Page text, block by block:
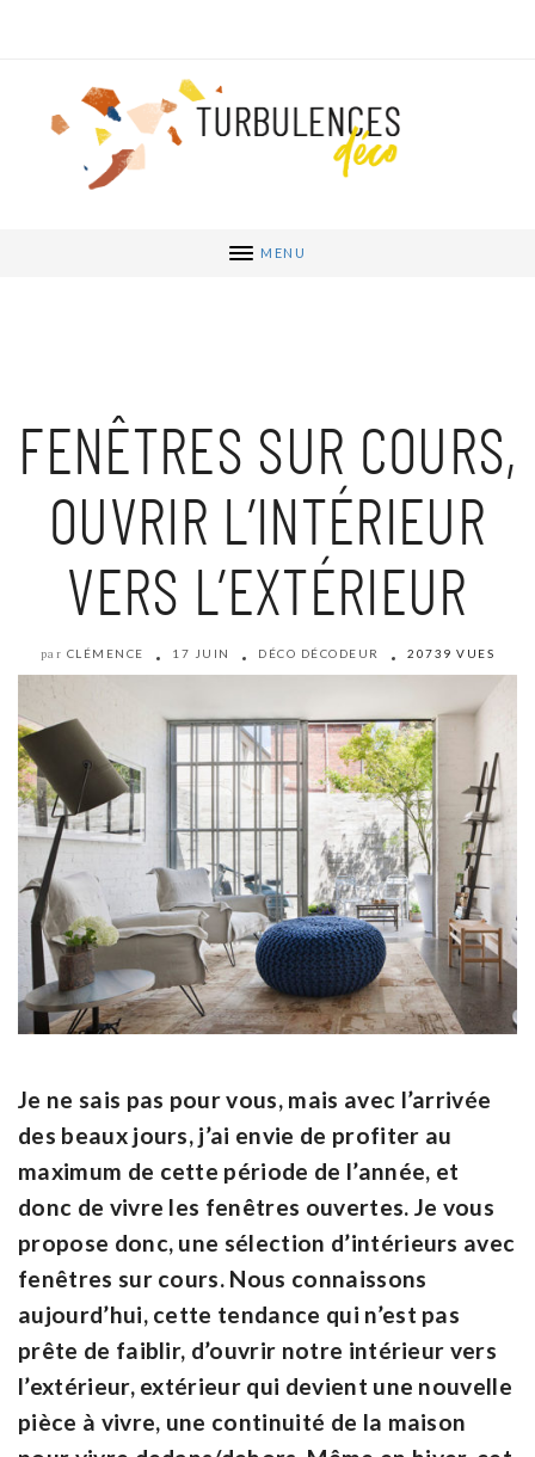
MENU
FENÊTRES SUR COURS,
OUVRIR L’INTÉRIEUR
VERS L’EXTÉRIEUR
par CLÉMENCE 17 JUIN DÉCO DÉCODEUR 20739 VUES
Je ne sais pas pour vous, mais avec l’arrivée
des beaux jours, j’ai envie de profiter au
maximum de cette période de l’année, et
donc de vivre les fenêtres ouvertes. Je vous
propose donc, une sélection d’intérieurs avec
fenêtres sur cours. Nous connaissons
aujourd’hui, cette tendance qui n’est pas
prête de faiblir, d’ouvrir notre intérieur vers
l’extérieur, extérieur qui devient une nouvelle
pièce à vivre, une continuité de la maison